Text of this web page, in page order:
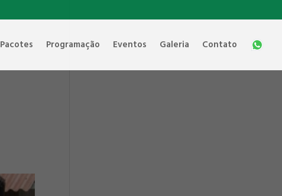
Pacotes Programação Eventos Galeria Contato